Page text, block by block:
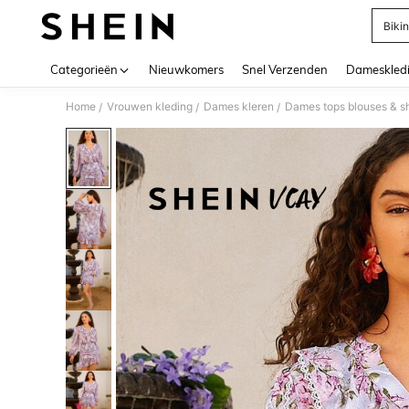
Categorieën Nieuwkomers Snel Verzenden
Home / Vrouwen kleding / Dames kleren / Dames tops blouses &